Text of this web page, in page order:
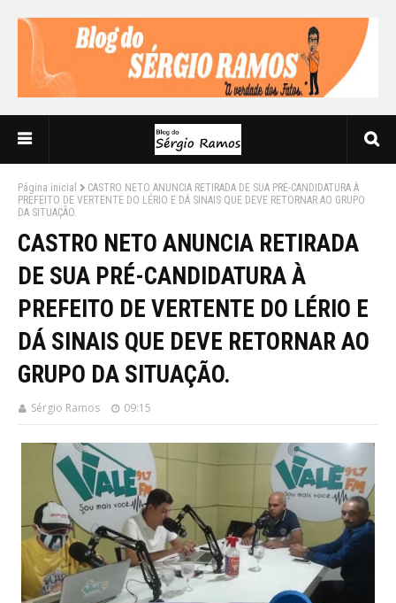
Página inicial
CASTRO NETO ANUNCIA RETIRADA DE SUA PRÉ-CANDIDATURA À
PREFEITO DE VERTENTE DO LÉRIO E DÁ SINAIS QUE DEVE RETORNAR AO GRUPO
DA SITUAÇÃO.
CASTRO NETO ANUNCIA RETIRADA
DE SUA PRÉ-CANDIDATURA À
PREFEITO DE VERTENTE DO LÉRIO E
DÁ SINAIS QUE DEVE RETORNAR AO
GRUPO DA SITUAÇÃO.
Sérgio Ramos 09:15